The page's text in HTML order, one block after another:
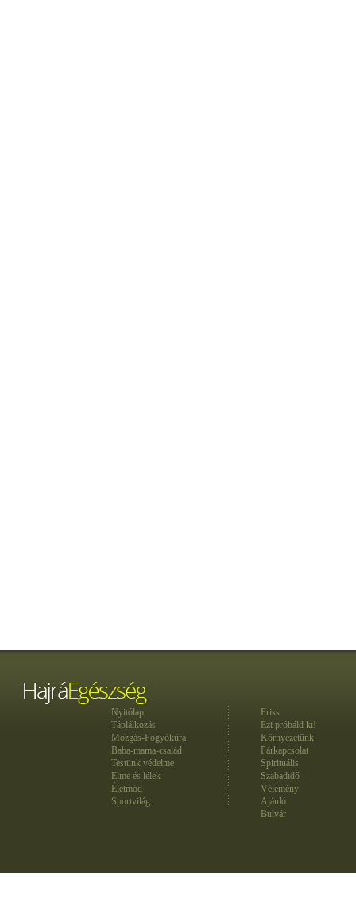
Nyitólap
Táplálkozás
Mozgás-Fogyókúra
Baba-mama-család
Testünk védelme
Elme és lélek
Életmód
Sportvilág
Friss
Ezt próbáld ki!
Környezetünk
Párkapcsolat
Spirituális
Szabadidő
Vélemény
Ajánló
Bulvár